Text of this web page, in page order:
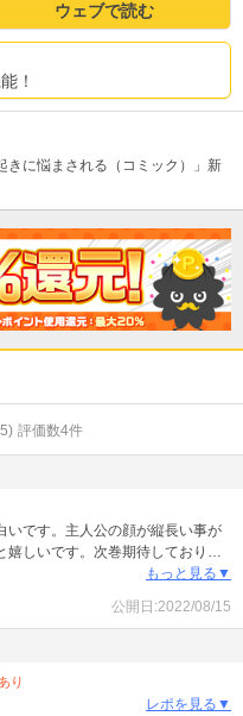
ウェブで読む
！
きに悩まされる（コミック）」新
) 評価数4件
いです。主人公の顔が縦長い事が
しいです。次巻期待しておりま
もっと見る▼
公開日:2022/08/15
り
レポを見る▼